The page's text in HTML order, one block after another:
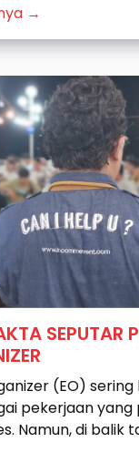
→
SEPUTAR
(EO) sering
pekerjaan yang
Namun, di balik